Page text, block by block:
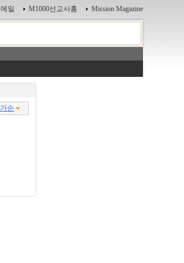
메일 M1000선교사홈 Mission Magazine